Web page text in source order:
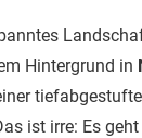
Hintergrund in
ist irre: Es